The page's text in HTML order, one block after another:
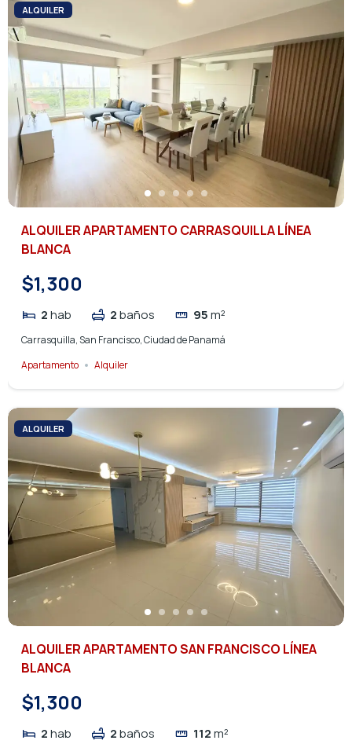
ALQUILER
ALQUILER APARTAMENTO CARRASQUILLA LÍNEA
BLANCA
$1,300
2hab 2baños 95m²
Carrasquilla, San Francisco, Ciudad de Panamá
Apartamento
Alquiler
ALQUILER
ALQUILER APARTAMENTO SAN FRANCISCO LÍNEA
BLANCA
$1,300
2hab 2baños 112m²